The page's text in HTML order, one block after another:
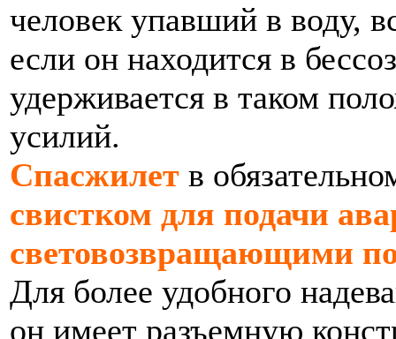
человек упавший в воду,
если он находится в
удерживается в таком
усилий.
Спасжилет в
свистком для подачи
световозвращающими
Для более удобного
он имеет разъемную